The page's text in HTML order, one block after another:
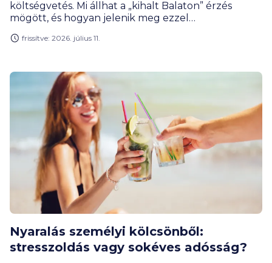
költségvetés. Mi állhat a „kihalt Balaton” érzés
mögött, és hogyan jelenik meg ezzel
kultúra? Nem kell lemondani a nyaralásról akkor
frissítve: 2026. július 11.
Nyaralás személyi kölcsönből:
stresszoldás vagy sokéves adósság?